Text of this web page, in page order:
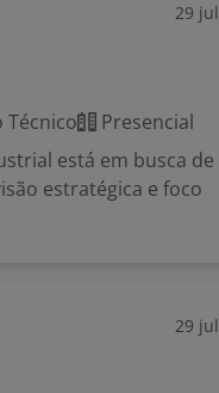
29 jul
Técnico
Presencial
está em busca de
estratégica e foco
29 jul